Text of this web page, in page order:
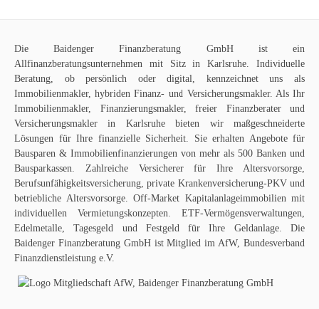
DieBaidenger Finanzberatung GmbHist ein
Allfinanzberatungsunternehmen mit Sitz in Karlsruhe. Individuelle
Beratung, ob persönlich oder digital, kennzeichnet uns als
Immobilienmakler, hybriden Finanz- und Versicherungsmakler. Als Ihr
Immobilienmakler, Finanzierungsmakler, freier Finanzberater und
Versicherungsmakler in Karlsruhe bieten wir maßgeschneiderte
Lösungen für Ihre finanzielle Sicherheit. Sie erhalten Angebote für
Bausparen & Immobilienfinanzierungen von mehr als 500 Banken und
Bausparkassen. Zahlreiche Versicherer für Ihre Altersvorsorge
Berufsunfähigkeitsversicherung ,private Krankenversicherung-PKVund
betriebliche Altersvorsorge. Off-Market Kapitalanlageimmobilien mit
individuellen Vermietungskonzepten. ETF-Vermögensverwaltungen,
Edelmetalle, Tagesgeld und Festgeld für Ihre Geldanlage. Die
Baidenger Finanzberatung GmbH ist Mitglied im AfW, Bundesverband
Finanzdienstleistung e.V.